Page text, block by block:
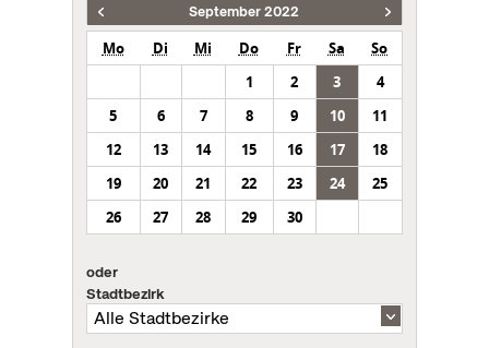
September 2022
Mo Di Mi Do Fr Sa
So
1
2 3
4
5
6 7 8 9 10
11
12
13 14 15 16 17
18
19
20 21 22 23 24
25
26
27 28 29 30
oder
Stadtbezirk